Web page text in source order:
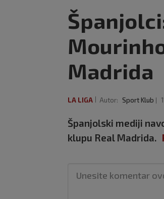
Madrida
LA LIGA Autor: Sport Klub
Španjolski mediji
klupu Real Madrida.